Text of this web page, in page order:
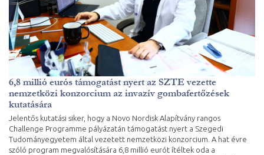
6,8 millió eurós támogatást nyert az SZTE vezette
nemzetközi konzorcium az invazív gombafertőzések
kutatására
Jelentős kutatási siker, hogy a Novo Nordisk Alapítvány rangos
Challenge Programme pályázatán támogatást nyert a Szegedi
Tudományegyetem által vezetett nemzetközi konzorcium. A hat évre
szóló program megvalósítására 6,8 millió eurót ítéltek oda a